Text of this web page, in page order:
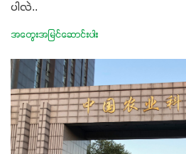
ပါလဲ..
အတွေးအမြင်ဆောင်းပါး